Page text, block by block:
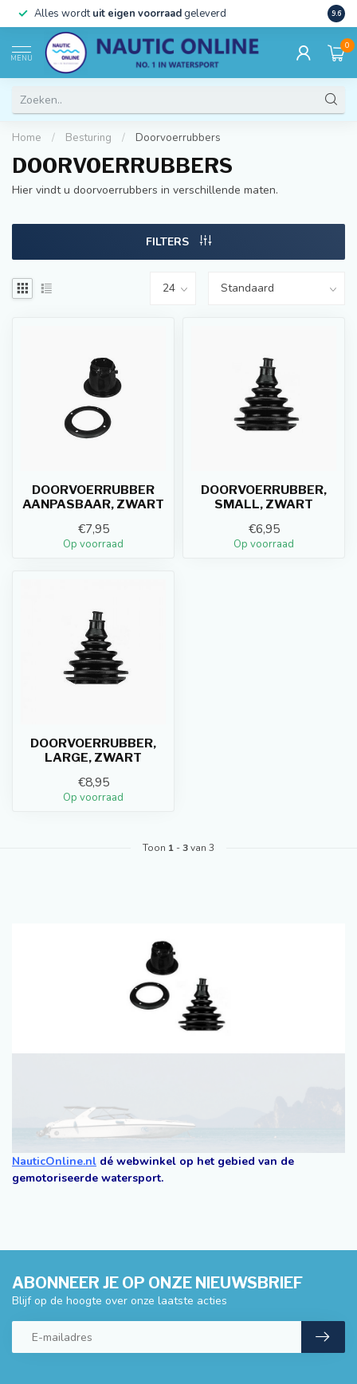
Alles wordtuit eigen voorraad geleverd 9.6
MENU
0
Home / Besturing / Doorvoerrubbers
DOORVOERRUBBERS
Hier vindt u doorvoerrubbers in verschillende maten.
FILTERS
DOORVOERRUBBER
AANPASBAAR, ZWART
€7,95
Op voorraad
DOORVOERRUBBER,
SMALL, ZWART
€6,95
Op voorraad
DOORVOERRUBBER,
LARGE, ZWART
€8,95
Op voorraad
Toon 1 -3van 3
NauticOnline.nl dé webwinkel op het gebied van de
gemotoriseerde watersport.
ABONNEER JE OP ONZE NIEUWSBRIEF
Blijf op de hoogte over onze laatste acties